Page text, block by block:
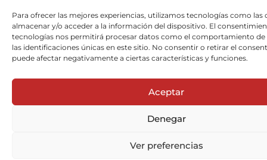
Para ofrecer las mejores experiencias, utilizamos tecnologías como las
almacenar y/o acceder a la información del dispositivo. El
tecnologías nos permitirá procesar datos como el comportamiento de
las identificaciones únicas en este sitio. No consentir o retirar el
puede afectar negativamente a ciertas características y funciones.
Aceptar
Denegar
Ver preferencias